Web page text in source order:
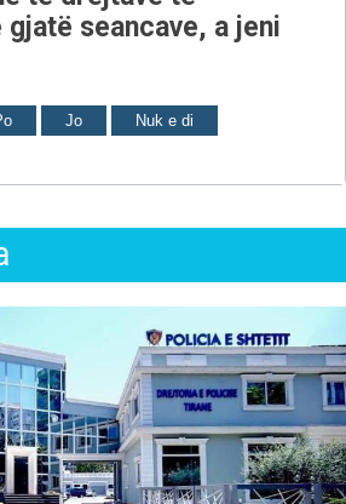
gjatë seancave, a jeni
Jo Nuk e di